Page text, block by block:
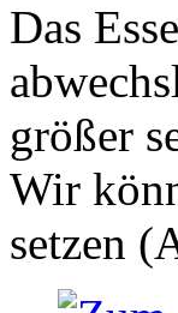
Das
größer
Wir
setzen